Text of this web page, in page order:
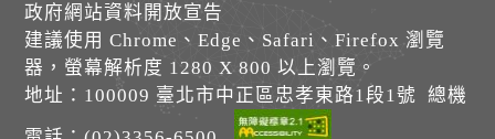
政府網站資料開放宣告
建議使用 Chrome、Edge、Safari、Firefox 瀏覽
器，螢幕解析度 1280 X 800 以上瀏覽。
地址：100009 臺北市中正區忠孝東路1段1號 總機